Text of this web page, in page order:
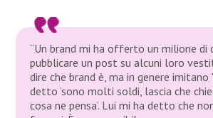
“Un brand mi ha offerto un milione di
pubblicare un post su alcuni loro
dire che brand è, ma in genere imitano
detto ‘sono molti soldi, lascia che
cosa ne pensa’. Lui mi ha detto che